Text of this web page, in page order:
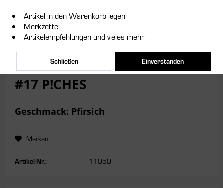
4,00 € *
Inhalt:25 Gramm
inkl. MwSt.zzgl. Versandkosten
Lieferzeit ca. 5 Tage
#17 P!CHES
Geschmack: Pfirsich
Merken
Artikel-Nr.: 11050
Artikel in den Warenkorb legen
Merkzettel
Artikelempfehlungen und vieles mehr
Einverstanden
Schließen